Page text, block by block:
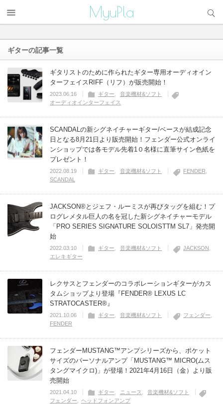
MyuPla
ギターの記事一覧
ギタリストのために作られたギター専用オーディオイン
ターフェイスRIFF（リフ）が販売開始！
2023.06.16 ギター
音楽機材&ソフト
オーディオインターフェイス
SCANDALの新シグネイチャーギター/ベースが結成記念
日となる8月21日より販売開始！フェンダー公式オンライ
ンショップでは各モデル先着1０名様に直筆サイン色紙を
プレゼント！
2022.08.19 ギター 音楽機材&ソフト
FENDER
SCANDAL
JACKSON®とジェフ・ルーミスが再びタッグを組む！プ
ログレメタル巨人の名を冠した新シグネイチャーモデル
「PRO SERIES SIGNATURE SOLOISTTM SL7」発売開
始
2022.03.10 ギター 音楽機材&ソフト
JACKSON
エレキギター
レクサスとフェンダーのコラボレーションギターがカス
タムショップより登場『FENDER® LEXUS LC
STRATOCASTER®』
2021.10.06 ギター 音楽機材&ソフト
フェンダー
FENDER
フェンダーMUSTANG™アンプシリーズから、ポケット
サイズのパーソナルアンプ「MUSTANG™ MICRO(ムス
タングマイクロ)」が登場！2021年4月16日（金）より販
売開始
2021.04.10 ギター ニュース
音楽機材&ソフト
フェンダー
ヘッドフォンアンプ